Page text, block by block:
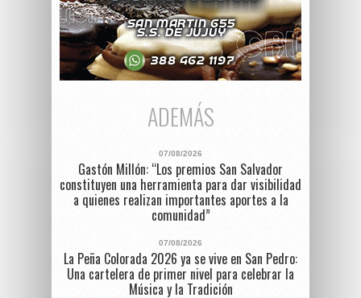
ADEMÁS
07/08/2026
Gastón Millón: “Los premios San Salvador
constituyen una herramienta para dar visibilidad
a quienes realizan importantes aportes a la
comunidad”
07/08/2026
La Peña Colorada 2026 ya se vive en San Pedro:
Una cartelera de primer nivel para celebrar la
Música y la Tradición